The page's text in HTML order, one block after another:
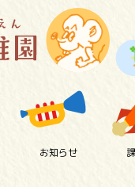
お知らせ